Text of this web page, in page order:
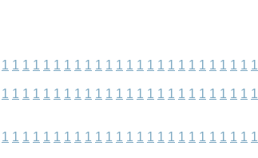
1 1 1 1 1 1 1 1 1 1 1 1 1 1 1 1 1 1 1 1 1 1 1 1 1
1 1 1 1 1 1 1 1 1 1 1 1 1 1 1 1 1 1 1 1 1 1 1 1 1
1 1 1 1 1 1 1 1 1 1 1 1 1 1 1 1 1 1 1 1 1 1 1 1 1